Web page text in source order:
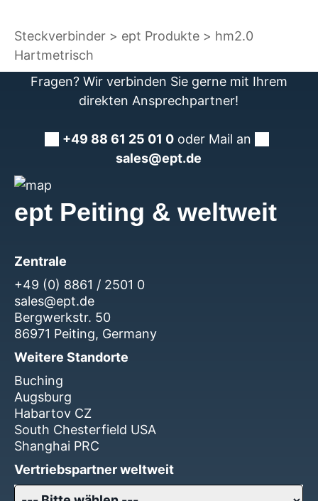
Steckverbinder ept Produkte
hm2.0
Hartmetrisch
Fragen? Wir verbinden Sie gerne mit Ihrem
direkten Ansprechpartner!
+49 88 61 25 01 0 oder Mail an
sales@ept.de
ept Peiting & weltweit
Zentrale
+49 (0) 8861 / 2501 0
sales@ept.de
Bergwerkstr. 50
86971 Peiting, Germany
Weitere Standorte
Buching
Augsburg
Habartov CZ
South Chesterfield USA
Shanghai PRC
Vertriebspartner weltweit